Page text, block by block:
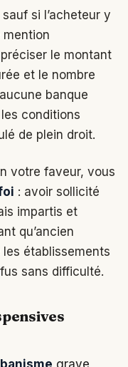
sauf si l’acheteur y
mention
le montant
et le nombre
banque
conditions
de plein droit.
votre faveur, vous
: avoir sollicité
impartis et
qu’ancien
établissements
sans difficulté.
grave